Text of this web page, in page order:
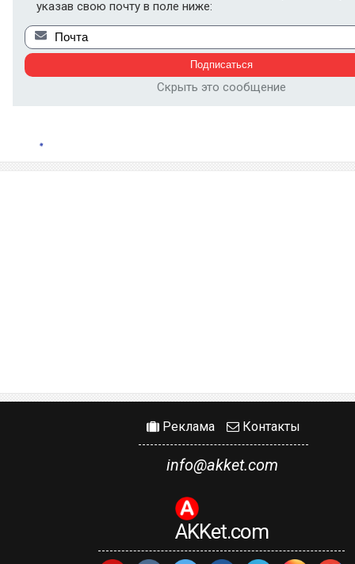
указав свою почту в поле ниже:
Скрыть это сообщение
Реклама Контакты
info@akket.com
AKKet.com